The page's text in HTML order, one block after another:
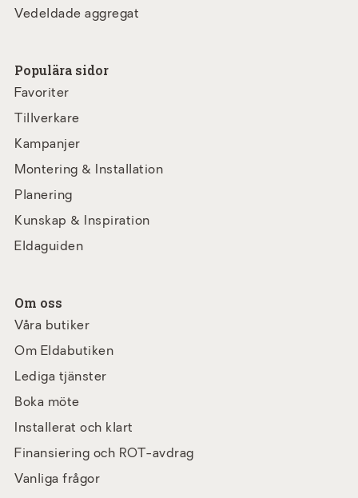
Vedeldade aggregat
Populära sidor
Favoriter
Tillverkare
Kampanjer
Montering & Installation
Planering
Kunskap & Inspiration
Eldaguiden
Om oss
Våra butiker
Om Eldabutiken
Lediga tjänster
Boka möte
Installerat och klart
Finansiering och ROT-avdrag
Vanliga frågor